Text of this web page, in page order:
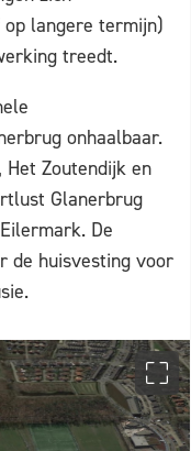
langere termijn)
treedt.
onhaalbaar.
Zoutendijk en
Glanerbrug
De
de huisvesting voor